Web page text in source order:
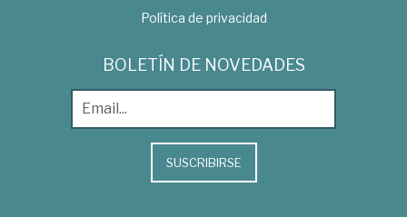
Política de privacidad
BOLETÍN DE NOVEDADES
SUSCRIBIRSE